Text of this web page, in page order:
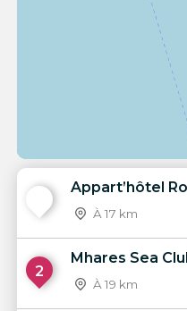
Appart’hôtel
À 17 km
2
Mhares Sea
À 19 km